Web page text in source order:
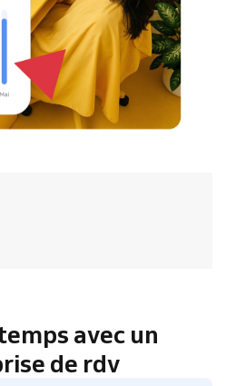
avec un
de rdv